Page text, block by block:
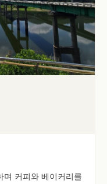
며 커피와 베이커리를